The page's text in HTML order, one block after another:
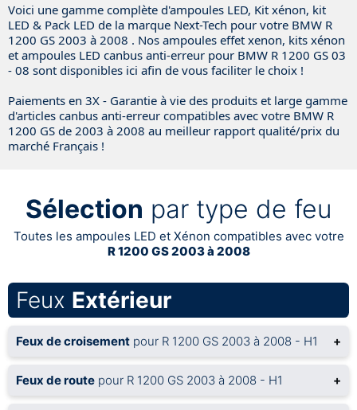
Voici une gamme complète d'ampoules LED, Kit xénon, kit
LED & Pack LED de la marque Next-Tech pour votre BMW R
1200 GS 2003 à 2008 . Nos ampoules effet xenon, kits xénon
et ampoules LED canbus anti-erreur pour BMW R 1200 GS 03
- 08 sont disponibles ici afin de vous faciliter le choix !
Paiements en 3X - Garantie à vie des produits et large gamme
d'articles canbus anti-erreur compatibles avec votre BMW R
1200 GS de 2003 à 2008 au meilleur rapport qualité/prix du
marché Français !
Sélection par type de feu
Toutes les ampoules LED et Xénon compatibles avec votre
R 1200 GS 2003 à 2008
Feux Extérieur
Feux de croisement pour R 1200 GS 2003 à 2008 - H1 +
Feux de route pour R 1200 GS 2003 à 2008 - H1 +